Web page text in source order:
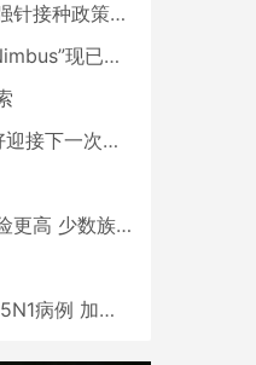
政策即将出台
国占据主导地位
大流行了吗？
裔儿童存在差异
进入紧急状态